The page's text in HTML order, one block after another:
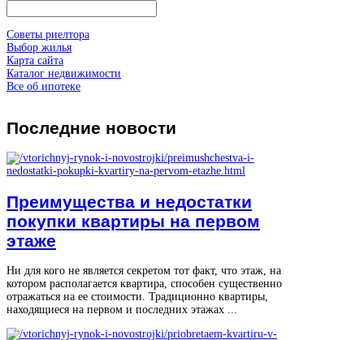
Советы риелтора
Выбор жилья
Карта сайта
Каталог недвижимости
Все об ипотеке
Последние новости
Преимущества и недостатки
покупки квартиры на первом
этаже
Ни для кого не является секретом тот факт, что этаж, на
котором располагается квартира, способен существенно
отражаться на ее стоимости. Традиционно квартиры,
находящиеся на первом и последних этажах ...